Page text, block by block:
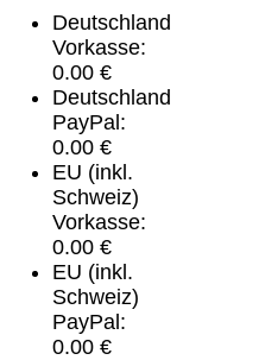
Deutschland
Vorkasse:
0.00 €
Deutschland
PayPal:
0.00 €
EU (inkl.
Schweiz)
Vorkasse:
0.00 €
EU (inkl.
Schweiz)
PayPal:
0.00 €